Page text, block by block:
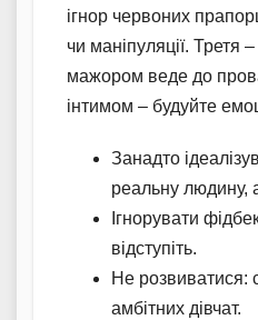
ігнор червоних
чи маніпуляції. Третя
мажором веде до
інтимом – будуйте
Занадто
реальну людину,
Ігнорувати
відступіть.
Не розвиватися:
амбітних дівчат.